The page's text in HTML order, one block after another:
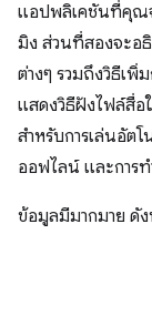
แอปพลิเคชันที่คุณ
มิง ส่วนที่สองจะอ
ต่างๆ รวมถึงวิธีเพิ่
แสดงวิธีฝังไฟล์สื่อ
สำหรับการเล่นอัตโ
ออฟไลน์ และการท
ข้อมูลมีมากมาย ดัง